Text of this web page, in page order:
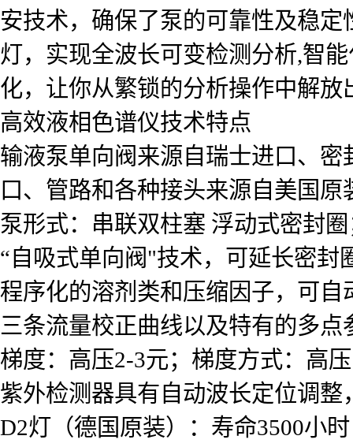
安技术，确保了泵的可靠性及稳
灯，实现全波长可变检测分析,智
化，让你从繁锁的分析操作中解放
高效液相色谱仪技术特点
输液泵单向阀来源自瑞士进口、
口、管路和各种接头来源自美国原
泵形式：串联双柱塞 浮动式密封
“自吸式单向阀"技术，可延长密封
程序化的溶剂类和压缩因子，可
三条流量校正曲线以及特有的多
梯度：高压2-3元；梯度方式：高
紫外检测器具有自动波长定位调
D2灯（德国原装）：寿命3500小